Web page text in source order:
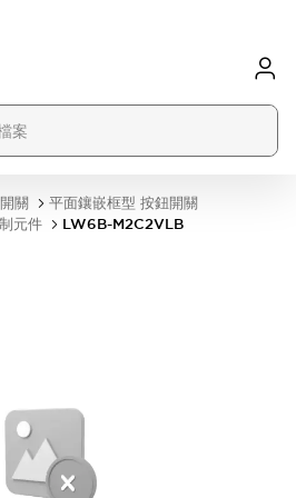
關
平面鑲嵌框型 按鈕開關
元件
LW6B-M2C2VLB